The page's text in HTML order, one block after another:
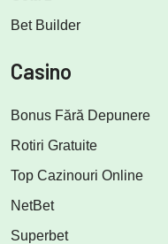
Bet Builder
Casino
Bonus Fără Depunere
Rotiri Gratuite
Top Cazinouri Online
NetBet
Superbet